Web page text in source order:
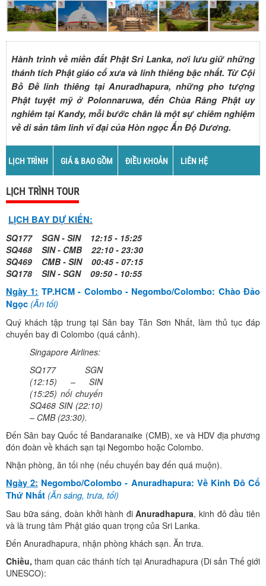
Hành trình về miền đất Phật Sri Lanka, nơi lưu giữ những
thánh tích Phật giáo cổ xưa và linh thiêng bậc nhất. Từ Cội
Bồ Đề linh thiêng tại Anuradhapura, những pho tượng
Phật tuyệt mỹ ở Polonnaruwa, đến Chùa Răng Phật uy
nghiêm tại Kandy, mỗi bước chân là một sự chiêm nghiệm
về di sản tâm linh vĩ đại của Hòn ngọc Ấn Độ Dương.
LỊCH TRÌNH GIÁ & BAO GỒM ĐIỀU KHOẢN LIÊN HỆ
LỊCH TRÌNH TOUR
LỊCH BAY DỰ KIẾN:
SQ177 SGN - SIN 12:15 - 15:25
SQ468 SIN - CMB 22:10 - 23:30
SQ469 CMB - SIN 00:45 - 07:15
SQ178 SIN - SGN 09:50 - 10:55
Ngày 1: TP.HCM - Colombo - Negombo/Colombo: Chào Đảo
Ngọc (Ăn tối)
Quý khách tập trung tại Sân bay Tân Sơn Nhất, làm thủ tục đáp
chuyến bay đi Colombo (quá cảnh).
Singapore Airlines:
SQ177 SGN
(12:15) – SIN
(15:25) nối chuyến
SQ468 SIN (22:10)
– CMB (23:30).
Đến Sân bay Quốc tế Bandaranaike (CMB), xe và HDV địa phương
đón đoàn về khách sạn tại Negombo hoặc Colombo.
Nhận phòng, ăn tối nhẹ (nếu chuyến bay đến quá muộn).
Ngày 2: Negombo/Colombo - Anuradhapura: Về Kinh Đô Cổ
Thứ Nhất (Ăn sáng, trưa, tối)
Sau bữa sáng, đoàn khởi hành điAnuradhapura, kinh đô đầu tiên
và là trung tâm Phật giáo quan trọng của Sri Lanka.
Đến Anuradhapura, nhận phòng khách sạn. Ăn trưa.
Chiều,tham quan các thánh tích tại Anuradhapura (Di sản Thế giới
UNESCO):